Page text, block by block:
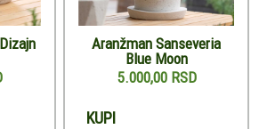
Aranžman Sanseveria
Blue Moon
5.000,00 RSD
KUPI